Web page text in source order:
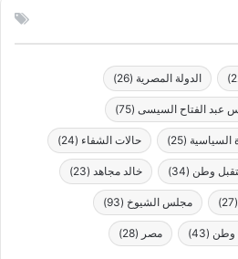
الدولة المصرية (26)
عبد الفتاح السيسى (75)
السياسية (25) حالات الشفاء (24)
وطن (34) خالد مجاهد (23)
(27) مجلس الشيوخ (93)
وطن (43) مصر (28)